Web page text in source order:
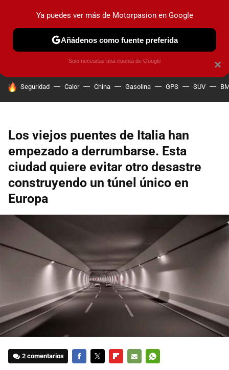
PRUEBAS COCHES ELÉCTRICOS OBSERVATORIO
HOY SE HABLA DE
Seguridad Calor China Gasolina GPS SUV
Los viejos puentes de Italia han
empezado a derrumbarse. Esta
ciudad quiere evitar otro desastre
construyendo un túnel único en
Europa
2 comentarios
×
Ya puedes ver más de Motorpasion en Google
Añádenos como fuente preferida
Solo necesitas una cuenta de Google